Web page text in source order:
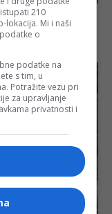
210
lokacija. Mi i naši
o
podatke na
s tim, u
Potražite vezu pri
za upravljanje
privatnosti i